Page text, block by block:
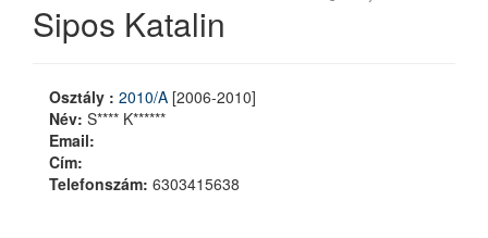
Sipos Katalin
Osztály : 2010/A [2006-2010]
Név: S**** K******
Email:
Cím:
Telefonszám: 6303415638